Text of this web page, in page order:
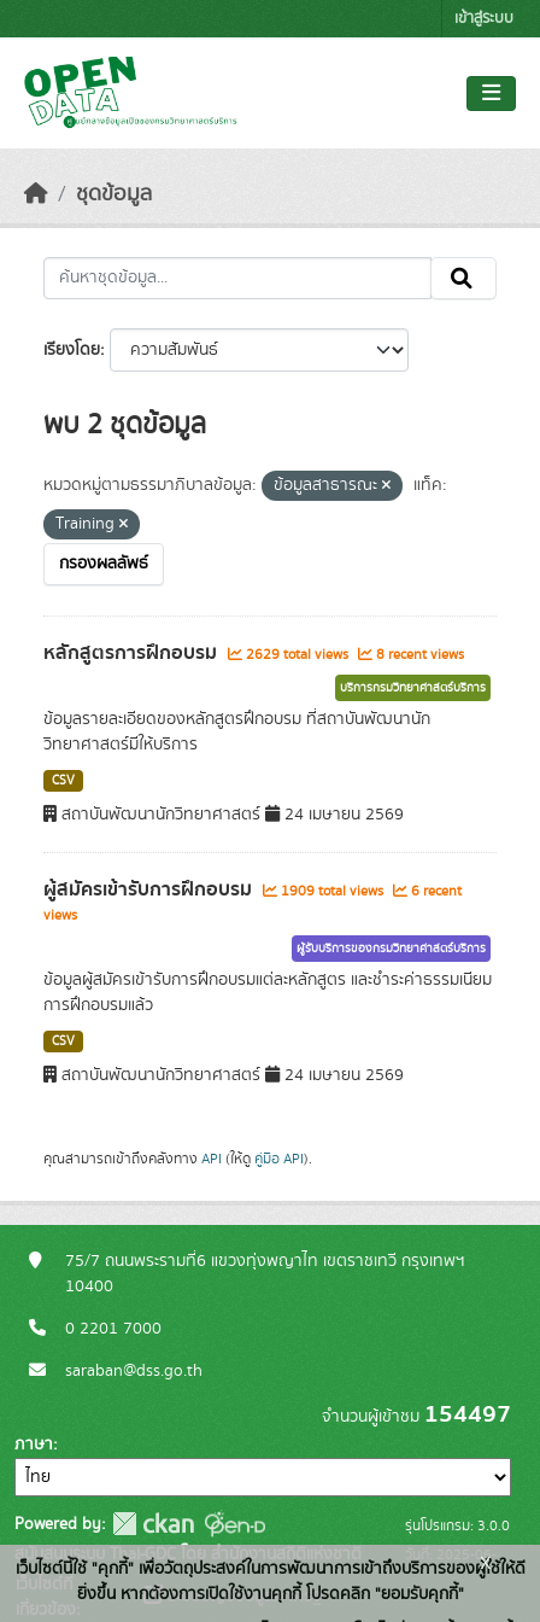
เข้าสู่ระบบ
ชุดข้อมูล
เรียงโดย
พบ 2 ชุดข้อมูล
หมวดหมู่ตามธรรมาภิบาลข้อมูล: ข้อมูลสาธารณะ
แท็ค:
Training
กรองผลลัพธ์
หลักสูตรการฝึกอบรม 2629 total views 8 recent views
บริการกรมวิทยาศาสตร์บริการ
ข้อมูลรายละเอียดของหลักสูตรฝึกอบรม ที่สถาบันพัฒนานัก
วิทยาศาสตร์มีให้บริการ
CSV
สถาบันพัฒนานักวิทยาศาสตร์ 24 เมษายน 2569
ผู้สมัครเข้ารับการฝึกอบรม 1909 total views
6 recent
views
ผู้รับบริการของกรมวิทยาศาสตร์บริการ
ข้อมูลผู้สมัครเข้ารับการฝึกอบรมแต่ละหลักสูตร และชำระค่าธรรมเนียม
การฝึกอบรมแล้ว
CSV
สถาบันพัฒนานักวิทยาศาสตร์ 24 เมษายน 2569
คุณสามารถเข้าถึงคลังทาง API (ให้ดู คู่มือ API).
75/7 ถนนพระรามที่6 แขวงทุ่งพญาไท เขตราชเทวี กรุงเทพฯ
10400
0 2201 7000
saraban@dss.go.th
จำนวนผู้เข้าชม 154497
ภาษา
Powered by:
สนับสนุนระบบ Thai-GDC โดย สำนักงานสถิติแห่งชาติ
ระบบบัญชีข้อมูลภาครัฐ
รุ่นโปรแกรม: 3.0.0
วันที่: 2025-06-
10
เว็บไซต์นี้ใช้ "คุกกี้" เพื่อวัตถุประสงค์ในการพัฒนาการเข้าถึงบริการของผู้ใช้ให้ดี
ยิ่งขึ้น หากต้องการเปิดใช้งานคุกกี้ โปรดคลิก "ยอมรับคุกกี้"
x